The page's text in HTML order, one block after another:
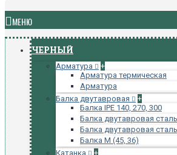
МЕНЮ
ЧЕРНЫЙ
Арматура
+
Арматура термическая
Арматура
Балка двутавровая
+
Балка IPE 140, 270, 300
Балка двутавровая
Балка двутавровая
Балка М (45, 36)
Катанка
+